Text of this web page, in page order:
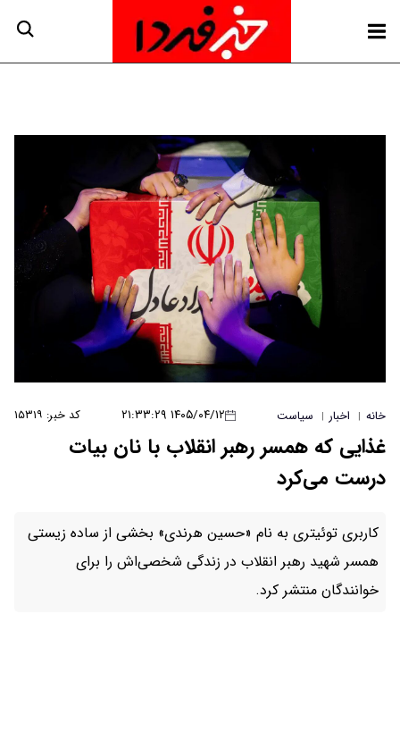
خانه | اخبار | سیاست ۱۴۰۵/۰۴/۱۲ ۲۱:۳۳:۲۹ کد خبر: ۱۵۳۱۹
غذایی که همسر رهبر انقلاب با نان بیات
درست می‌کرد
کاربری توئیتری به نام «حسین هرندی» بخشی از ساده زیستی
همسر شهید رهبر انقلاب در زندگی شخصی‌اش را برای
خوانندگان منتشر کرد.